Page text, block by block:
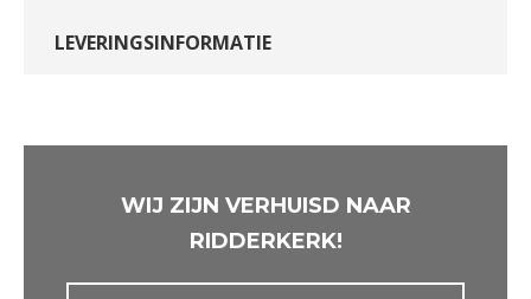
LEVERINGSINFORMATIE
WIJ ZIJN VERHUISD NAAR
RIDDERKERK!